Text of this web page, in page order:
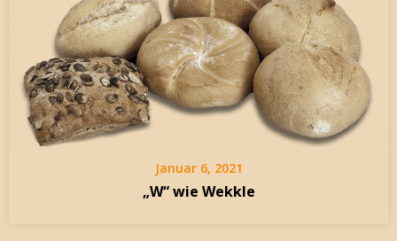
Januar 6, 2021
„W“ wie Wekkle